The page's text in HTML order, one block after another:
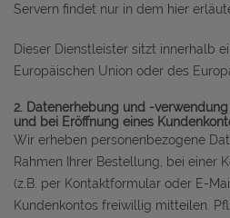
Servern findet nur in dem hier
Dieser Dienstleister sitzt innerhalb
Europäischen Union oder des
2. Datenerhebung und -
und bei Eröffnung eines
Wir erheben personenbezogene
Rahmen Ihrer Bestellung, bei einer
(z.B. per Kontaktformular oder E-
Kundenkontos freiwillig mitteilen.